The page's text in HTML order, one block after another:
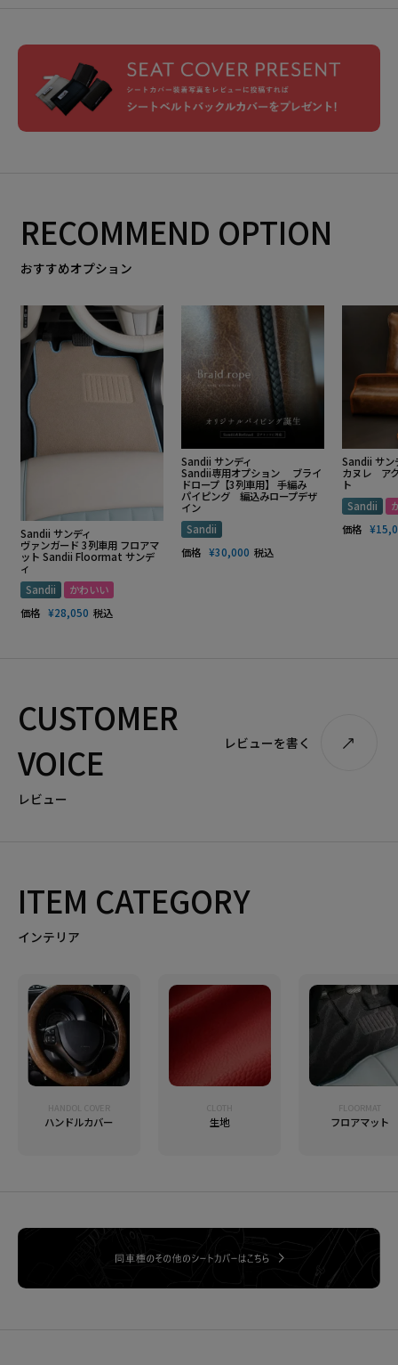
RECOMMEND OPTION
おすすめオプション
Sandii サンディ
ヴァンガード 3列車用 フロアマ
ット Sandii Floormat サンデ
ィ
Sandii
かわいい
価格 ¥28,050 税込
Sandii サンディ
Sandii専用オプション ブライ
ドロープ【3列車用】 手編み
パイピング 編込みロープデザ
イン
Sandii
価格 ¥30,000 税込
Sandii サン
カヌレ ア
ト
Sandii
価格 ¥
CUSTOMER
VOICE
レビュー
レビューを書く
ITEM CATEGORY
インテリア
HANDOL COVER
ハンドルカバー
CLOTH
生地
FLOORMAT
フロアマット